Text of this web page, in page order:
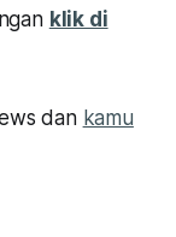
klik di
dan kamu